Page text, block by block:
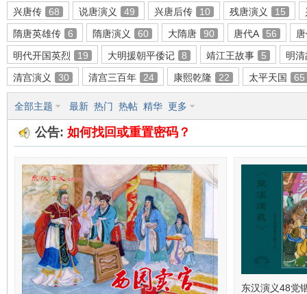
环兴唐传
68 说唐演义 49 兴唐后传 10 残唐演义 15
隋唐英雄传
6 隋唐演义 60 大隋唐 90 唐代A 56
明代开国英烈
19 大明援朝平倭记 8 靖江王故事 5
明
清宫演义
30 清宫三百年 24 康熙乾隆 22 太平天国 65
全部主题 最新 热门 热帖 精华 更多
公告: 如何找回或重置密码？
东汉演义48党